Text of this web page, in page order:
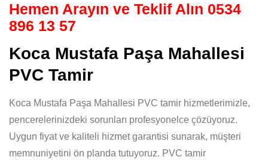
Hemen Arayın ve Teklif Alın 0534
896 13 57
Koca Mustafa Paşa Mahallesi
PVC Tamir
Koca Mustafa Paşa Mahallesi PVC tamir hizmetlerimizle,
pencerelerinizdeki sorunları profesyonelce çözüyoruz.
Uygun fiyat ve kaliteli hizmet garantisi sunarak, müşteri
memnuniyetini ön planda tutuyoruz. PVC tamir